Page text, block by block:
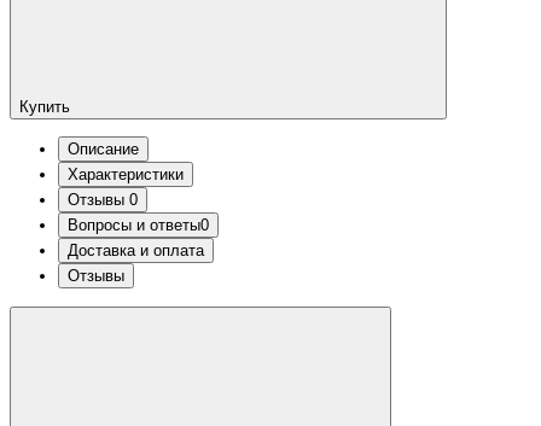
Купить
Описание
Характеристики
Отзывы 0
Вопросы и ответы0
Доставка и оплата
Отзывы